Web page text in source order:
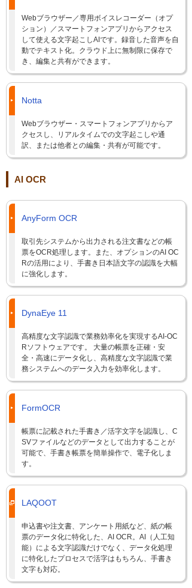
Webブラウザー／専用ボイスレコーダー（オプ
ション）／スマートフォンアプリからアクセス
して使える文字起こしAIです。録音した音声を自
動でテキスト化。クラウド上に無制限に保存で
き、編集と共有ができます。
Notta
Webブラウザー・スマートフォンアプリからア
クセスし、リアルタイムでの文字起こしや通
訳、または他者との編集・共有が可能です。
AI OCR
AnyForm OCR
取引先システムから出力される注文書などの帳
票をOCR処理します。また、オプションのAI OC
Rの活用により、手書き日本語文字の認識を大幅
に強化します。
DynaEye 11
高精度な文字認識で業務効率化を実現するAI-OC
Rソフトウェアです。 大量の帳票を正確・安
全・高速にデータ化し、高精度な文字認識で業
務システムへのデータ入力を効率化します。
FormOCR
帳票に記載された手書き／活字文字を認識し、C
SVファイルなどのデータとして出力することが
可能で、手書き帳票を簡単操作で、電子化しま
す。
LAQOOT
申込書や注文書、アンケート用紙など、紙の帳
票のデータ化に特化した、AI OCR。AI（人工知
能）による文字認識だけでなく、データ化処理
に特化したプロセスで活字はもちろん、手書き
文字も対応。